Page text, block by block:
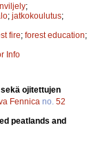
;
; jatkokoulutus;
fire; forest education;
Info
ojitettujen
Fennica no. 52
peatlands and